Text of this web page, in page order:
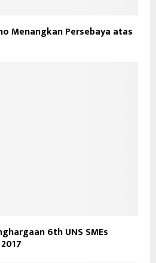
Menangkan Persebaya atas
6th UNS SMEs